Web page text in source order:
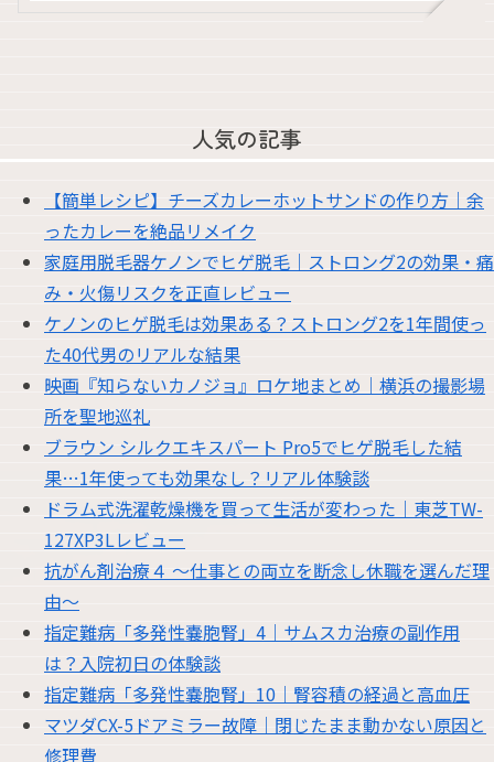
人気の記事
【簡単レシピ】チーズカレーホットサンドの作り方｜余
ったカレーを絶品リメイク
家庭用脱毛器ケノンでヒゲ脱毛｜ストロング2の効果・痛
み・火傷リスクを正直レビュー
ケノンのヒゲ脱毛は効果ある？ストロング2を1年間使っ
た40代男のリアルな結果
映画『知らないカノジョ』ロケ地まとめ｜横浜の撮影場
所を聖地巡礼
ブラウン シルクエキスパート Pro5でヒゲ脱毛した結
果…1年使っても効果なし？リアル体験談
ドラム式洗濯乾燥機を買って生活が変わった｜東芝TW-
127XP3Lレビュー
抗がん剤治療４ 〜仕事との両立を断念し休職を選んだ理
由〜
指定難病「多発性嚢胞腎」4｜サムスカ治療の副作用
は？入院初日の体験談
指定難病「多発性嚢胞腎」10｜腎容積の経過と高血圧
マツダCX-5ドアミラー故障｜閉じたまま動かない原因と
修理費